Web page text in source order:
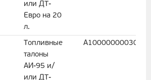
или ДТ-
Евро на 20
л.
Топливные
талоны
АИ-95 и/
или ДТ-